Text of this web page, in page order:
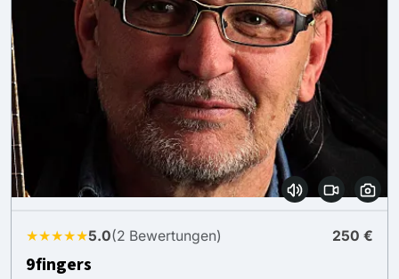
★★★★★5.0(2 Bewertungen) 250 €
9fingers